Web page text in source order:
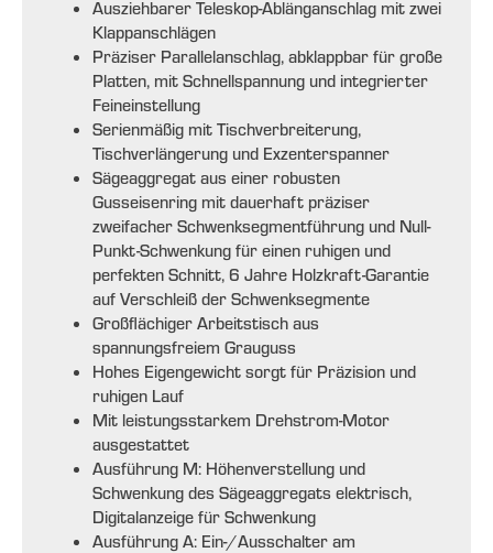
Ausziehbarer Teleskop-Ablänganschlag mit zwei
Klappanschlägen
Präziser Parallelanschlag, abklappbar für große
Platten, mit Schnellspannung und integrierter
Feineinstellung
Serienmäßig mit Tischverbreiterung,
Tischverlängerung und Exzenterspanner
Sägeaggregat aus einer robusten
Gusseisenring mit dauerhaft präziser
zweifacher Schwenksegmentführung und Null-
Punkt-Schwenkung für einen ruhigen und
perfekten Schnitt, 6 Jahre Holzkraft-Garantie
auf Verschleiß der Schwenksegmente
Großflächiger Arbeitstisch aus
spannungsfreiem Grauguss
Hohes Eigengewicht sorgt für Präzision und
ruhigen Lauf
Mit leistungsstarkem Drehstrom-Motor
ausgestattet
Ausführung M: Höhenverstellung und
Schwenkung des Sägeaggregats elektrisch,
Digitalanzeige für Schwenkung
Ausführung A: Ein-/Ausschalter am